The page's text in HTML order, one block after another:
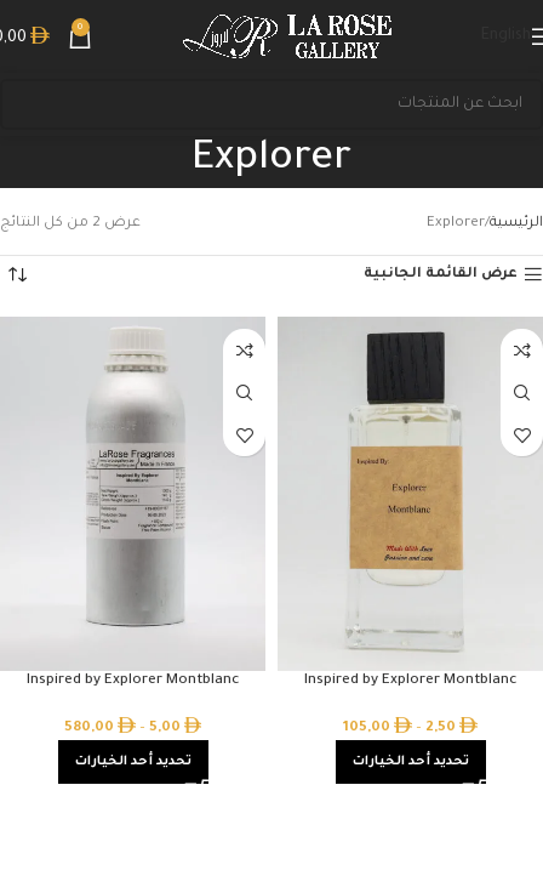
0
Explorer
الرئيسية Explorer عرض ⁦2⁩ من كل النتائج
عرض القائمة الجانبية
Inspired by Explorer Montblanc
2,50
–
105,00
تحديد أحد الخيارات
Inspired by Explorer Montblanc
5,00
–
580,00
تحديد أحد الخيارات